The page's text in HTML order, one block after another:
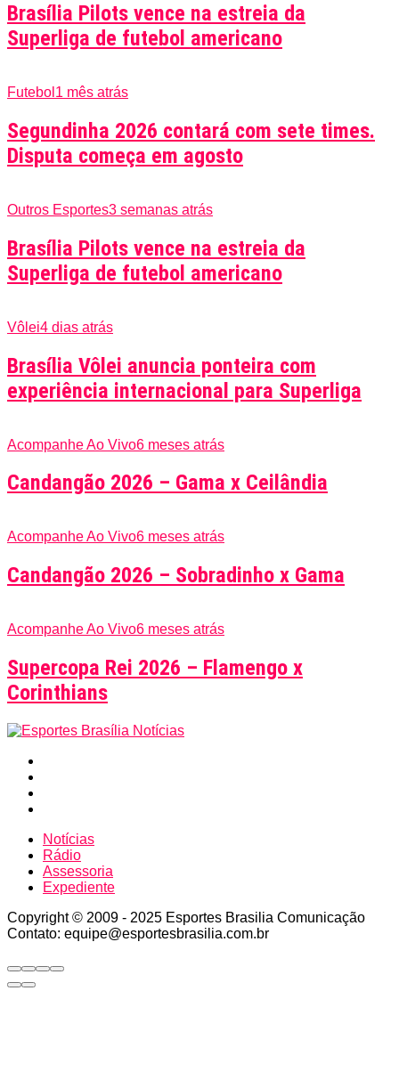
Brasília Pilots vence na estreia da
Superliga de futebol americano
Futebol 1 mês atrás
Segundinha 2026 contará com sete times.
Disputa começa em agosto
Outros Esportes3 semanas atrás
Brasília Pilots vence na estreia da
Superliga de futebol americano
Vôlei4 dias atrás
Brasília Vôlei anuncia ponteira com
experiência internacional para Superliga
Acompanhe Ao Vivo6 meses atrás
Candangão 2026 – Gama x Ceilândia
Acompanhe Ao Vivo6 meses atrás
Candangão 2026 – Sobradinho x Gama
Acompanhe Ao Vivo6 meses atrás
Supercopa Rei 2026 – Flamengo x
Corinthians
Notícias
Rádio
Assessoria
Expediente
Copyright © 2009 - 2025 Esportes Brasilia Comunicação
Contato: equipe@esportesbrasilia.com.br